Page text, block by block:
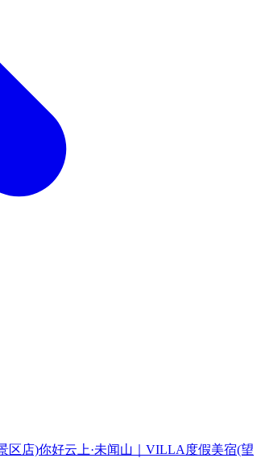
区店)你好云上·未闻山｜VILLA度假美宿(望